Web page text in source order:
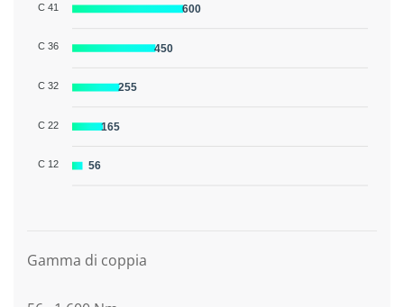
C 41
C 36
C 32
C 22
C 12
600
450
255
165
56
Gamma di coppia